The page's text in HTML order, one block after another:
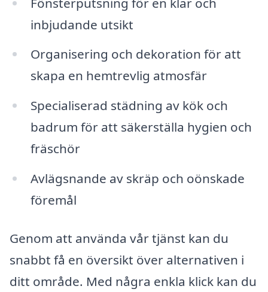
inbjudande utsikt
Organisering och dekoration för att
skapa en hemtrevlig atmosfär
Specialiserad städning av kök och
badrum för att säkerställa hygien och
fräschör
Avlägsnande av skräp och oönskade
föremål
Genom att använda vår tjänst kan du
snabbt få en översikt över alternativen i
ditt område. Med några enkla klick kan du